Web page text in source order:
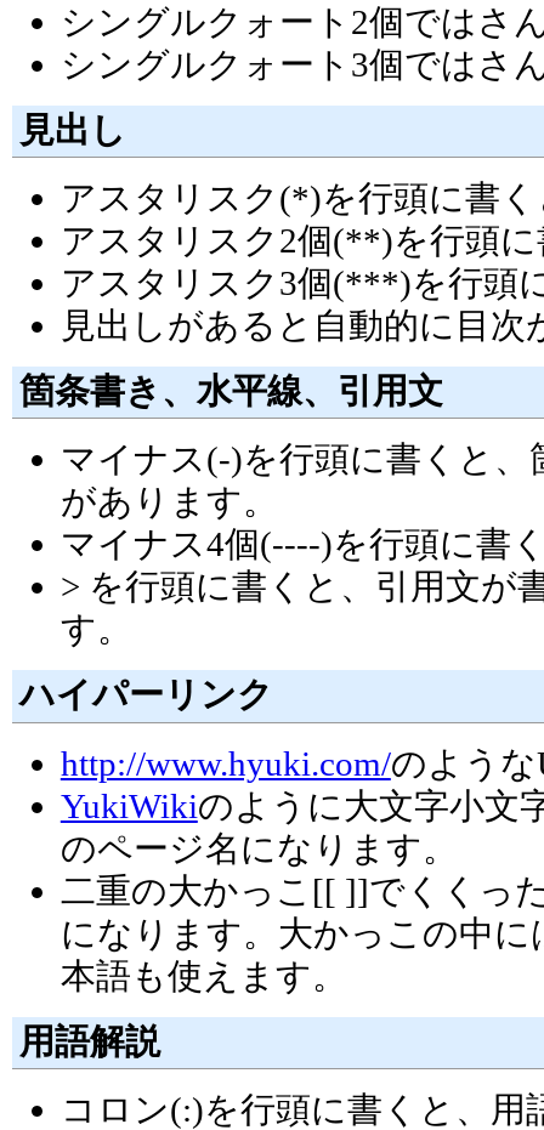
シングルクォート2個ではさ
シングルクォート3個ではさ
見出し
アスタリスク(*)を行頭に書
アスタリスク2個(**)を行頭
アスタリスク3個(***)を行頭
見出しがあると自動的に目次
箇条書き、水平線、引用文
マイナス(-)を行頭に書くと
があります。
マイナス4個(----)を行頭に書
> を行頭に書くと、引用文が
す。
ハイパーリンク
http://www.hyuki.com/のよう
YukiWikiのように大文字小文
のページ名になります。
二重の大かっこ[[ ]]でくくっ
になります。大かっこの中
本語も使えます。
用語解説
コロン(:)を行頭に書くと、